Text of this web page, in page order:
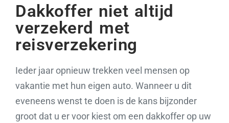
Dakkoffer niet altijd
verzekerd met
reisverzekering
Ieder jaar opnieuw trekken veel mensen op
vakantie met hun eigen auto. Wanneer u dit
eveneens wenst te doen is de kans bijzonder
groot dat u er voor kiest om een dakkoffer op uw